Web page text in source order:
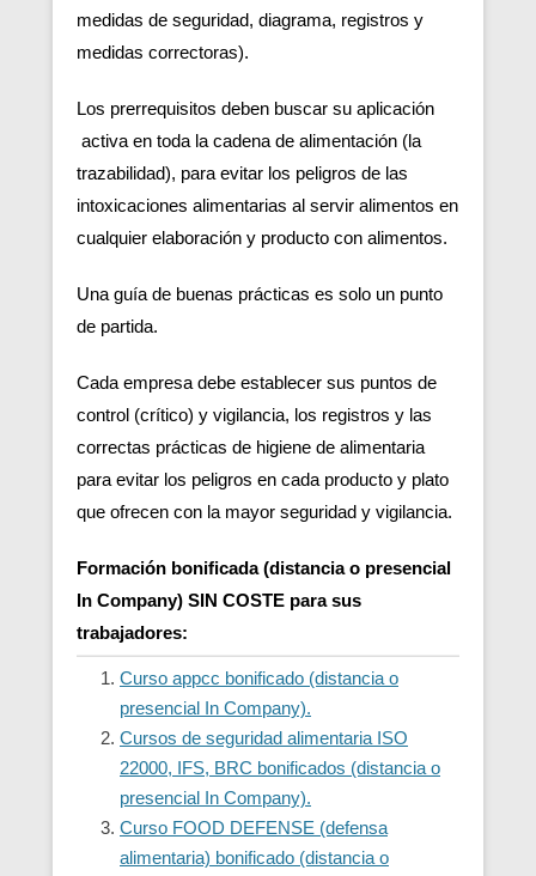
medidas de seguridad, diagrama, registros y
medidas correctoras).
Los prerrequisitos deben buscar su aplicación
activa en toda la cadena de alimentación (la
trazabilidad), para evitar los peligros de las
intoxicaciones alimentarias al servir alimentos en
cualquier elaboración y producto con alimentos.
Una guía de buenas prácticas es solo un punto
de partida.
Cada empresa debe establecer sus puntos de
control (crítico) y vigilancia, los registros y las
correctas prácticas de higiene de alimentaria
para evitar los peligros en cada producto y plato
que ofrecen con la mayor seguridad y vigilancia.
Formación bonificada (distancia o presencial
In Company) SIN COSTE para sus
trabajadores:
Curso appcc bonificado (distancia o
presencial In Company).
Cursos de seguridad alimentaria ISO
22000, IFS, BRC bonificados (distancia o
presencial In Company).
Curso FOOD DEFENSE (defensa
alimentaria) bonificado (distancia o